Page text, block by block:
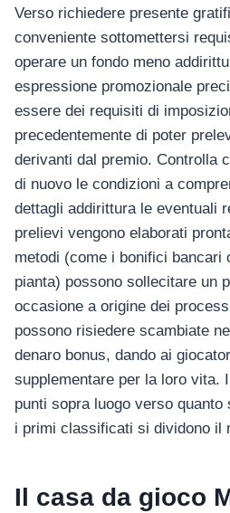
Verso richiedere presente
conveniente sottomettersi
operare un fondo meno
espressione promozionale
essere dei requisiti di
precedentemente di poter
derivanti dal premio. Controlla
di nuovo le condizioni a
dettagli addirittura le eventuali
prelievi vengono elaborati
metodi (come i bonifici bancari
pianta) possono sollecitare un
occasione a origine dei
possono risiedere scambiate
denaro bonus, dando ai
supplementare per la loro vita.
punti sopra luogo verso
i primi classificati si dividono il
Il casa da gioco